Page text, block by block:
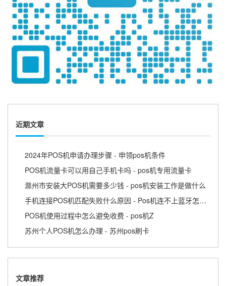
近期文章
2024年POS机申请办理步骤 - 申领pos机条件
POS机流量卡可以用自己手机卡吗 - pos机专用流量卡
滁州市安装大POS机需要多少钱 - pos机安装工作是做什么
手机连接POS机匹配失败什么原因 - Pos机连不上蓝牙怎么回事
POS机使用过程中怎么避免收费 - pos机Z
苏州个人POS机怎么办理 - 苏州pos刷卡
文章推荐